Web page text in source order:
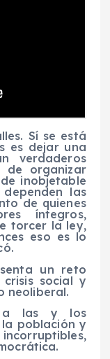
Sí se está
es dejar una
verdaderos
de organizar
inobjetable
las
de quienes
íntegros,
torcer la ley,
eso es lo
un reto
social y
neoliberal.
a las y los
población y